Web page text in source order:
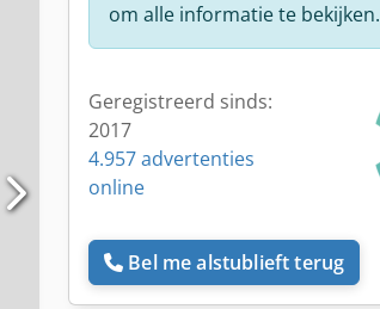
om alle informatie te bekijken.
Geregistreerd sinds:
2017
4.957 advertenties
online
Bel me alstublieft terug